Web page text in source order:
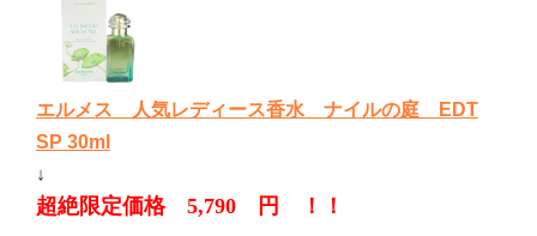
エルメス 人気レディース香水 ナイルの庭 EDT
SP 30ml
↓
超絶限定価格 5,790 円 ！！